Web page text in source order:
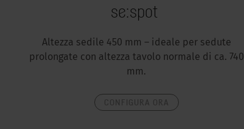
se:spot
Altezza sedile 450 mm – ideale per sedute
prolongate con altezza tavolo normale di ca. 740
mm.